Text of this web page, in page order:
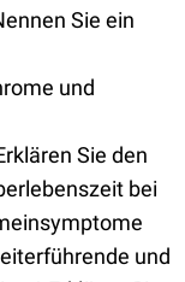
Sie ein
und
Sie den
bei
und